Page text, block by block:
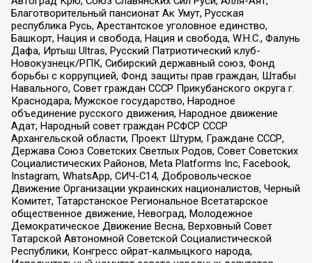
Благотворительный пансионат Ак Умут, Русская
республика Русь, Арестантское уголовное единство,
Башкорт, Нация и свобода, Нация и свобода, W.H.С., Фалунь
Дафа, Иртыш Ultras, Русский Патриотический клуб-
Новокузнецк/РПК, Сибирский державный союз, Фонд
борьбы с коррупцией, Фонд защиты прав граждан, Штабы
Навального, Совет граждан СССР Прикубанского округа г.
Краснодара, Мужское государство, Народное
объединение русского движения, Народное движение
Адат, Народный совет граждан РСФСР СССР
Архангельской области, Проект Штурм, Граждане СССР,
Держава Союз Советских Светлых Родов, Совет Советских
Социалистических Районов, Meta Platforms Inc, Facebook,
Instagram, WhatsApp, СИЧ-С14, Добровольческое
Движение Организации украинских националистов, Черный
Комитет, Татарстанское Региональное Всетатарское
общественное движение, Невоград, Молодежное
Демократическое Движение Весна, Верховный Совет
Татарской Автономной Советской Социалистической
Республики, Конгресс ойрат-калмыцкого народа,